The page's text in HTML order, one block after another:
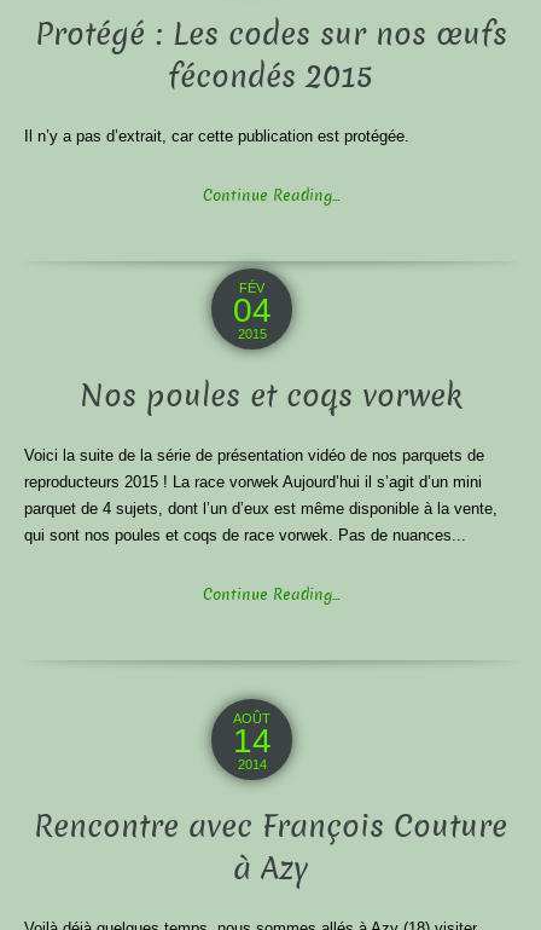
Protégé : Les codes sur nos œufs
fécondés 2015
Il n’y a pas d’extrait, car cette publication est protégée.
Continue Reading...
FÉV
04
2015
Nos poules et coqs vorwek
Voici la suite de la série de présentation vidéo de nos parquets de
reproducteurs 2015 ! La race vorwek Aujourd’hui il s’agit d’un mini
parquet de 4 sujets, dont l’un d’eux est même disponible à la vente,
qui sont nos poules et coqs de race vorwek. Pas de nuances...
Continue Reading...
AOÛT
14
2014
Rencontre avec François Couture
à Azy